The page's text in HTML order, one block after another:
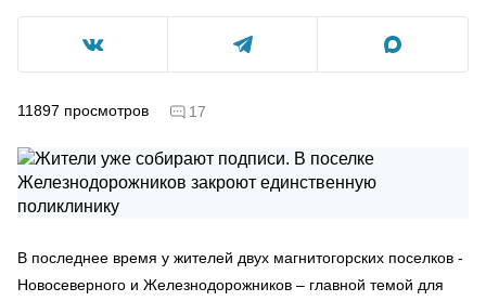
11897 просмотров 17
В последнее время у жителей двух магнитогорских поселков -
Новосеверного и Железнодорожников – главной темой для